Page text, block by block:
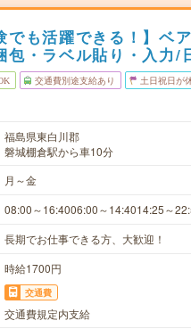
でも活躍できる！】ベ
包・ラベル貼り・入力/
交通費別途支給あり 土日祝日が
福島県東白川郡
磐城棚倉駅から車10分
月～金
08:00～16:4006:00～14:4014:25～
長期でお仕事できる方、大歓迎！
時給1700円
交通費
交通費規定内支給